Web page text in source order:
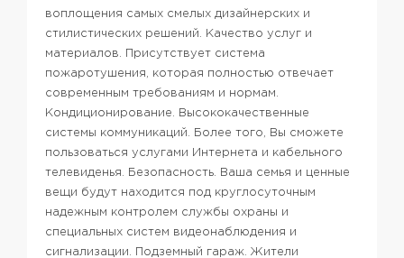
воплощения самых смелых дизайнерских и
стилистических решений. Качество услуг и
материалов. Присутствует система
пожаротушения, которая полностью отвечает
современным требованиям и нормам.
Кондиционирование. Высококачественные
системы коммуникаций. Более того, Вы сможете
пользоваться услугами Интернета и кабельного
телевиденья.
Безопасность. Ваша семья и ценные
вещи будут находится под круглосуточным
надежным контролем службы охраны и
специальных систем видеонаблюдения и
сигнализации.
Подземный гараж. Жители